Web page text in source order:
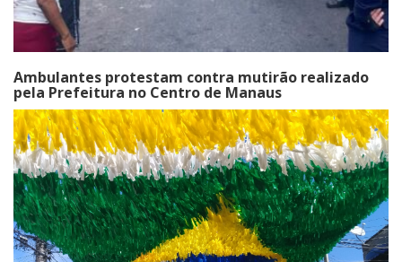
Ambulantes protestam contra mutirão realizado
pela Prefeitura no Centro de Manaus